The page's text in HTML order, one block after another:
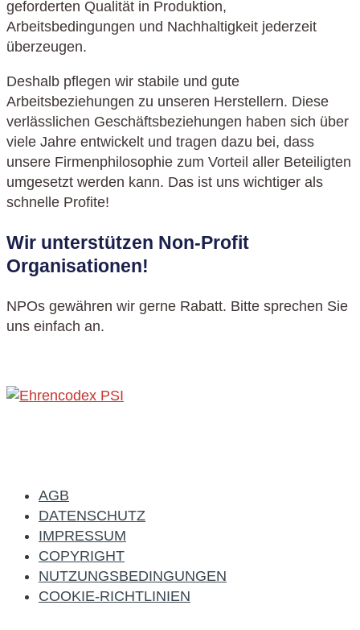
geforderten Qualität in Produktion,
Arbeitsbedingungen und Nachhaltigkeit jederzeit
überzeugen.
Deshalb pflegen wir stabile und gute
Arbeitsbeziehungen zu unseren Herstellern. Diese
verlässlichen Geschäftsbeziehungen haben sich über
viele Jahre entwickelt und tragen dazu bei, dass
unsere Firmenphilosophie zum Vorteil aller Beteiligten
umgesetzt werden kann. Das ist uns wichtiger als
schnelle Profite!
Wir unterstützen Non-Profit
Organisationen!
NPOs gewähren wir gerne Rabatt. Bitte sprechen Sie
uns einfach an.
AGB
DATENSCHUTZ
IMPRESSUM
COPYRIGHT
NUTZUNGSBEDINGUNGEN
COOKIE-RICHTLINIEN